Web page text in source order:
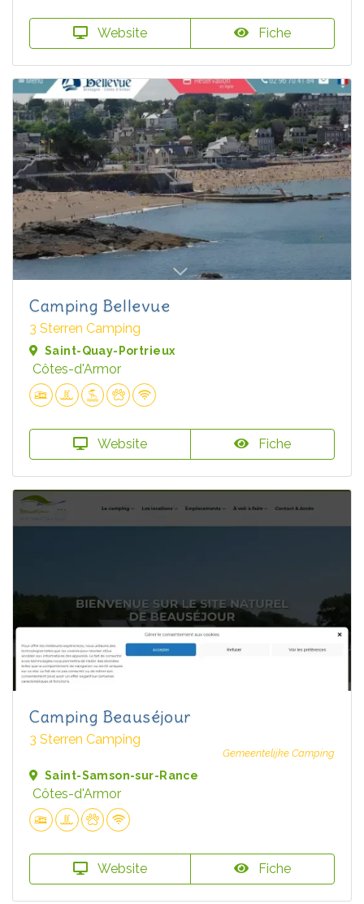
Website Fiche
Camping Bellevue
3 Sterren Camping
Saint-Quay-Portrieux
Côtes-d'Armor
Website Fiche
Camping Beauséjour
3 Sterren Camping
Gemeentelijke Camping
Saint-Samson-sur-Rance
Côtes-d'Armor
Website Fiche